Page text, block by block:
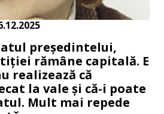
președintelui,
rămâne capitală. E
reali­zează că
la vale și că-i poate
Mult mai repede